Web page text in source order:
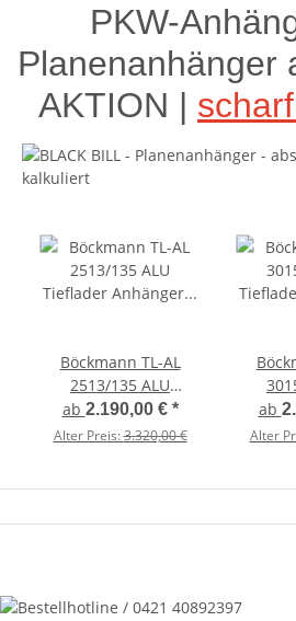
PKW-
Planenanhänger
AKTION |
Böckmann TL-AL
2513/135 ALU
Tieflader Anhänger -
gebremst mit
ab 2.190,00 € *
Alter Preis:3.320,00 €
mit
ab
Alter